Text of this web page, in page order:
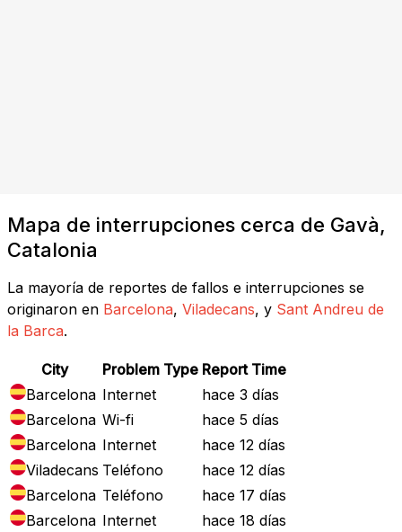
Mapa de interrupciones cerca de Gavà,
Catalonia
La mayoría de reportes de fallos e interrupciones se
originaron en Barcelona, Viladecans, y Sant Andreu de
la Barca.
City Problem Type Report Time
Barcelona Internet
hace 3 días
Barcelona Wi-fi
hace 5 días
Barcelona Internet
hace 12 días
Viladecans Teléfono
hace 12 días
Barcelona Teléfono
hace 17 días
Barcelona Internet hace 18 días